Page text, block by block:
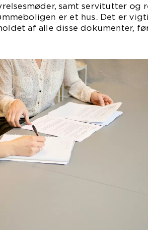
samt servitutter og
er et hus. Det er
af alle disse dokumenter,